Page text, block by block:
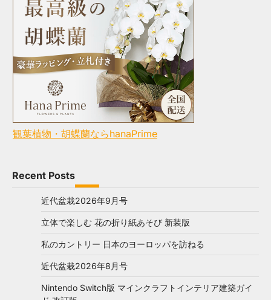
観葉植物・胡蝶蘭ならhanaPrime
Recent Posts
近代盆栽2026年9月号
立体で楽しむ 花の折り紙あそび 新装版
私のカントリー 日本のヨーロッパを訪ねる
近代盆栽2026年8月号
Nintendo Switch版 マインクラフトインテリア建築ガイ